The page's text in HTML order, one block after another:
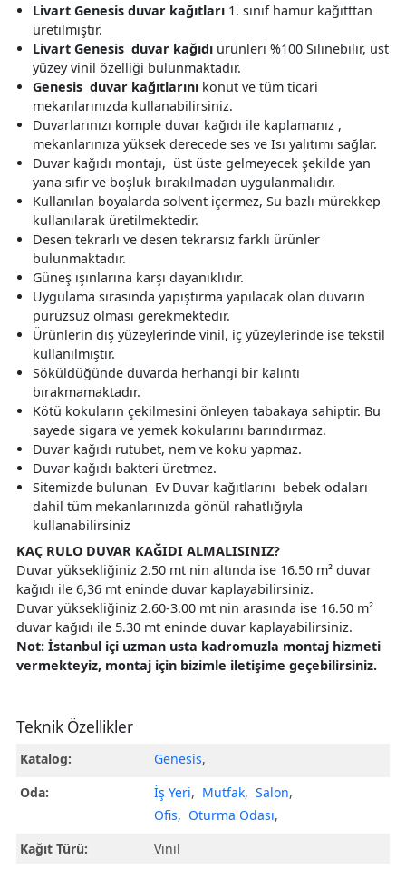
Livart Genesis duvar kağıtları 1. sınıf hamur kağıtttan
üretilmiştir.
Livart Genesis duvar kağıdı ürünleri %100 Silinebilir, üst
yüzey vinil özelliği bulunmaktadır.
Genesis duvar kağıtlarını konut ve tüm ticari
mekanlarınızda kullanabilirsiniz.
Duvarlarınızı komple duvar kağıdı ile kaplamanız ,
mekanlarınıza yüksek derecede ses ve Isı yalıtımı sağlar.
Duvar kağıdı montajı, üst üste gelmeyecek şekilde yan
yana sıfır ve boşluk bırakılmadan uygulanmalıdır.
Kullanılan boyalarda solvent içermez, Su bazlı mürekkep
kullanılarak üretilmektedir.
Desen tekrarlı ve desen tekrarsız farklı ürünler
bulunmaktadır.
Güneş ışınlarına karşı dayanıklıdır.
Uygulama sırasında yapıştırma yapılacak olan duvarın
pürüzsüz olması gerekmektedir.
Ürünlerin dış yüzeylerinde vinil, iç yüzeylerinde ise tekstil
kullanılmıştır.
Söküldüğünde duvarda herhangi bir kalıntı
bırakmamaktadır.
Kötü kokuların çekilmesini önleyen tabakaya sahiptir. Bu
sayede sigara ve yemek kokularını barındırmaz.
Duvar kağıdı rutubet, nem ve koku yapmaz.
Duvar kağıdı bakteri üretmez.
Sitemizde bulunan Ev Duvar kağıtlarını bebek odaları
dahil tüm mekanlarınızda gönül rahatlığıyla
kullanabilirsiniz
KAÇ RULO DUVAR KAĞIDI ALMALISINIZ?
Duvar yüksekliğiniz 2.50 mt nin altında ise 16.50 m² duvar
kağıdı ile 6,36 mt eninde duvar kaplayabilirsiniz.
Duvar yüksekliğiniz 2.60-3.00 mt nin arasında ise 16.50 m²
duvar kağıdı ile 5.30 mt eninde duvar kaplayabilirsiniz.
Not: İstanbul içi uzman usta kadromuzla montaj hizmeti
vermekteyiz, montaj için bizimle iletişime geçebilirsiniz.
Teknik Özellikler
Katalog: Genesis,
Oda:
İş Yeri, Mutfak, Salon,
Ofis, Oturma Odası,
Kağıt Türü:
Vinil